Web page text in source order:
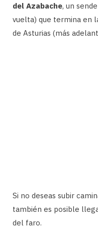
del Azabache, un
vuelta) que termina en
de Asturias (más
Si no deseas subir
también es posible
del faro.